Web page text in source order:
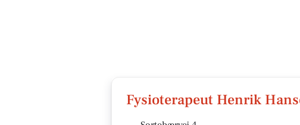
Fysioterapeut Henrik